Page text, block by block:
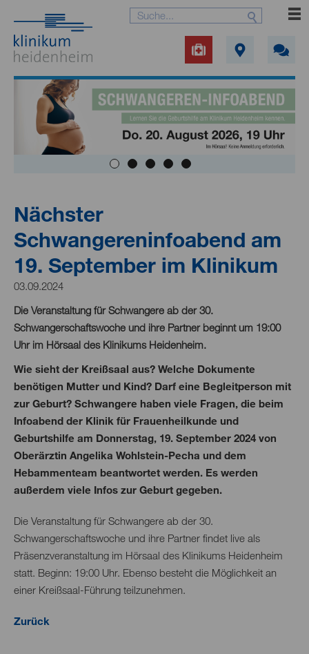
Nächster
Schwangereninfoabend am
19. September im Klinikum
03.09.2024
Die Veranstaltung für Schwangere ab der 30.
Schwangerschaftswoche und ihre Partner beginnt um 19:00
Uhr im Hörsaal des Klinikums Heidenheim.
Wie sieht der Kreißsaal aus? Welche Dokumente
benötigen Mutter und Kind? Darf eine Begleitperson mit
zur Geburt? Schwangere haben viele Fragen, die beim
Infoabend der Klinik für Frauenheilkunde und
Geburtshilfe am Donnerstag, 19. September 2024 von
Oberärztin Angelika Wohlstein-Pecha und dem
Hebammenteam beantwortet werden. Es werden
außerdem viele Infos zur Geburt gegeben.
Die Veranstaltung für Schwangere ab der 30.
Schwangerschaftswoche und ihre Partner findet live als
Präsenzveranstaltung im Hörsaal des Klinikums Heidenheim
statt. Beginn: 19:00 Uhr. Ebenso besteht die Möglichkeit an
einer Kreißsaal-Führung teilzunehmen.
Zurück